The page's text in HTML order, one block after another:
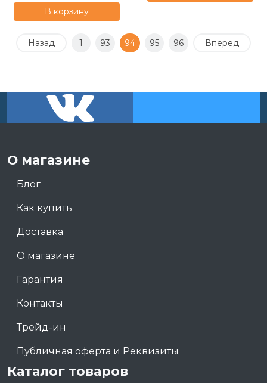
В корзину
Назад 1 93 94 95 96 Вперед
О магазине
Блог
Как купить
Доставка
О магазине
Гарантия
Контакты
Трейд-ин
Публичная оферта и Реквизиты
Каталог товаров